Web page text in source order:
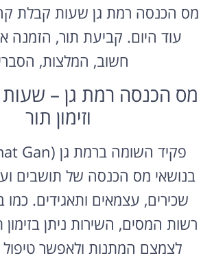
מס הכנסה רמת גן שעות קבלת
עוד היום. קביעת תור, הזמנה
חשוב, המלצות,
מס הכנסה רמת גן –
וזימון תור
בנושאי מס הכנסה של תושבים
שכירים, עצמאים ותאגידים.
רשות המסים, השירות ניתן
לצמצם המתנות ולאפשר